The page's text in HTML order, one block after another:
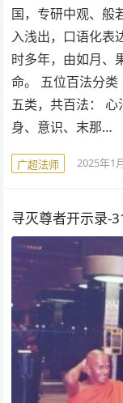
国，专研中观、般
入浅出，口语化表
时多年，由如月、
命。 五位百法分
五类，共百法： 心
身、意识、末那…
广超法师 2025年1
寻灭尊者开示录-